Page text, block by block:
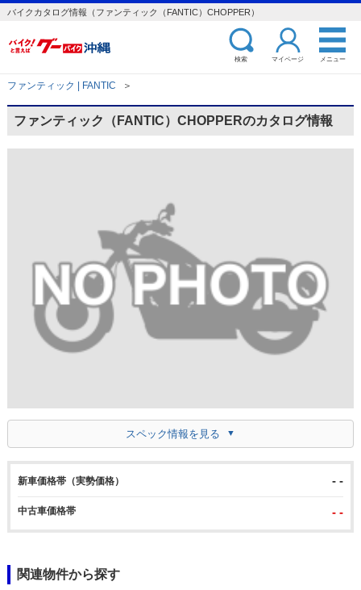
バイクカタログ情報（ファンティック（FANTIC）CHOPPER）
検索 マイページ メニュー
ファンティック | FANTIC ＞
ファンティック（FANTIC）CHOPPERのカタログ情報
スペック情報を見る
新車価格帯（実勢価格） - -
中古車価格帯 - -
関連物件から探す